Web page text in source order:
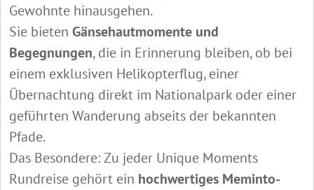
Gewohnte hinausgehen.
Sie bieten Gänsehautmomente und
Begegnungen, die in Erinnerung bleiben, ob bei
einem exklusiven Helikopterflug, einer
Übernachtung direkt im Nationalpark oder einer
geführten Wanderung abseits der bekannten
Pfade.
Das Besondere: Zu jeder Unique Moments
Rundreise gehört ein hochwertiges Meminto-